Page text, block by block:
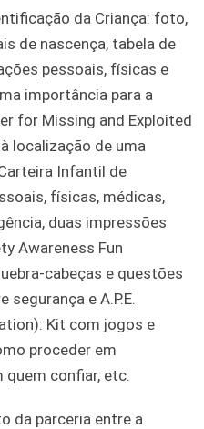
da Criança: foto,
de nascença, tabela de
pessoais, físicas e
importância para a
for Missing and Exploited
localização de uma
Infantil de
físicas, médicas,
duas impressões
Awareness Fun
cabeças e questões
segurança e A.P.E.
Kit com jogos e
proceder em
confiar, etc.
da parceria entre a